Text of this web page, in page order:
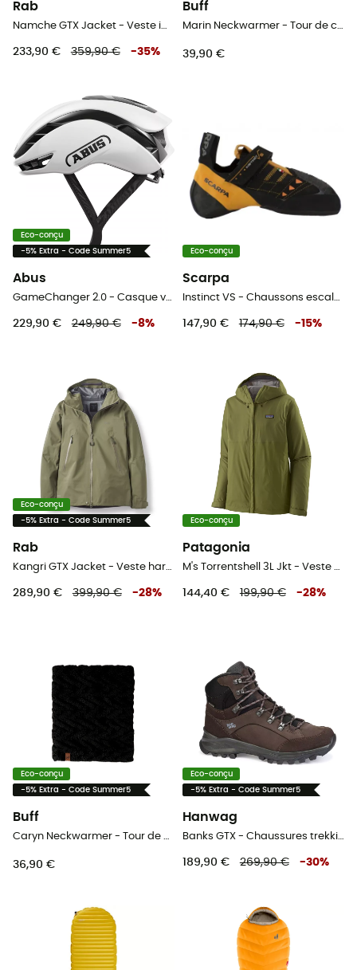
Rab
Namche GTX Jacket - Veste imperméable homme
233,90 € 359,90 € -35%
Buff
Marin Neckwarmer - Tour de cou
39,90 €
Eco-conçu
-5% Extra - Code Summer5
Abus
GameChanger 2.0 - Casque vélo route
229,90 € 249,90 € -8%
Eco-conçu
Scarpa
Instinct VS - Chaussons escalade
147,90 € 174,90 € -15%
Eco-conçu
-5% Extra - Code Summer5
Rab
Kangri GTX Jacket - Veste hardshell femme
289,90 € 399,90 € -28%
Eco-conçu
Patagonia
M's Torrentshell 3L Jkt - Veste hardshell homme
144,40 € 199,90 € -28%
Eco-conçu
-5% Extra - Code Summer5
Buff
Caryn Neckwarmer - Tour de cou femme
36,90 €
Eco-conçu
-5% Extra - Code Summer5
Hanwag
Banks GTX - Chaussures trekking homme
189,90 € 269,90 € -30%